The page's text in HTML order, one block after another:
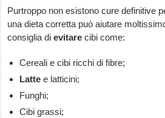
Purtroppo non esistono cure definitive
una dieta corretta può aiutare
consiglia dievitare cibi come:
Cereali e cibi ricchi di fibre;
Latte e latticini;
Funghi;
Cibi grassi;